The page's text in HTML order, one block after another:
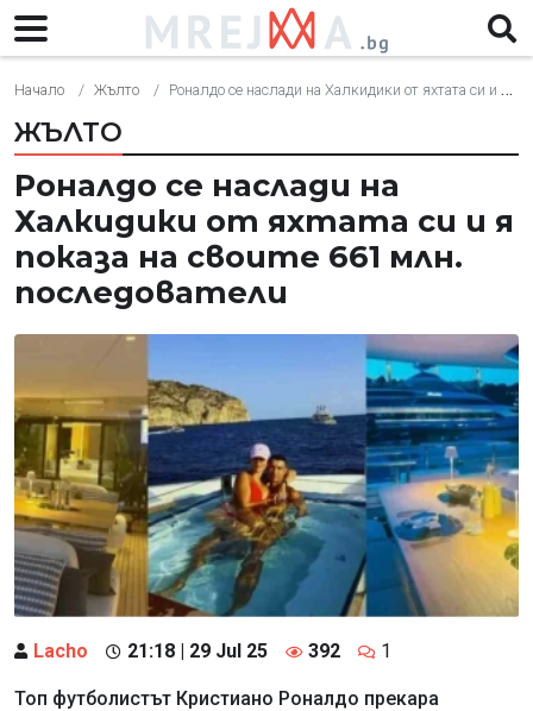
Начало Жълто Роналдо се наслади на Халкидики от яхтата си и я показа на своите 661 млн. последователи
ЖЪЛТО
Роналдо се наслади на
Халкидики от яхтата си и я
показа на своите 661 млн.
последователи
Lacho 21:18 | 29 Jul 25 392 1
Топ футболистът Кристиано Роналдо прекара